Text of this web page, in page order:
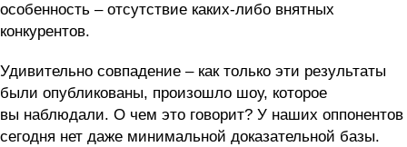
особенность – отсутствие каких-либо внятных
конкурентов.
Удивительно совпадение – как только эти результаты
были опубликованы, произошло шоу, которое
вы наблюдали. О чем это говорит? У наших оппонентов
сегодня нет даже минимальной доказательной базы.